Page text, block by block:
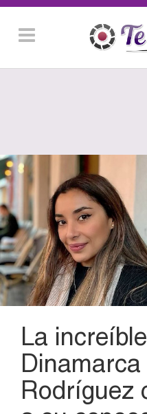
La
Rodríguez